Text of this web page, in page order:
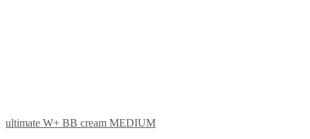
ultimate W+ BB cream MEDIUM